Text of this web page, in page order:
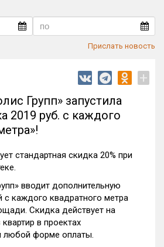
Прислать новость
+
Групп» запустила
2019 руб. с каждого
стандартная скидка 20% при
вводит дополнительную
с каждого квадратного метра
Скидка действует на
в проектах
любой форме оплаты.